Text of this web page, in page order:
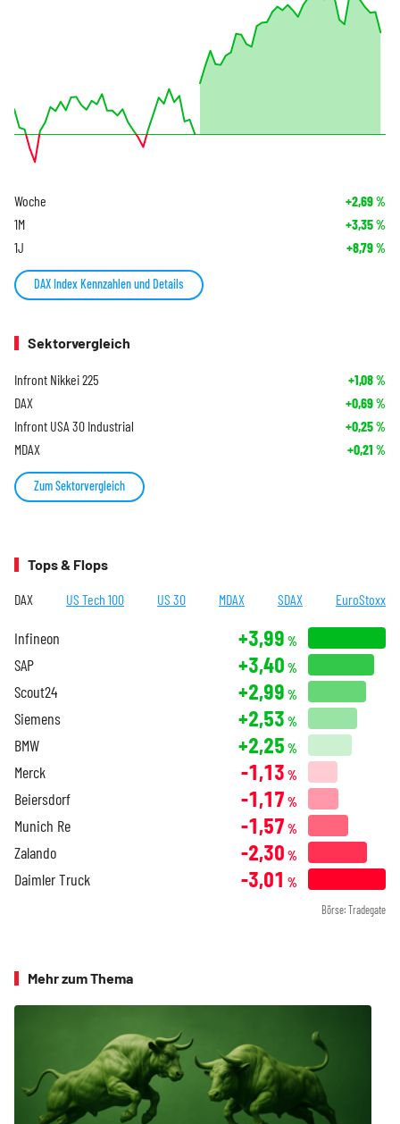
Woche +2,69%
1M +3,35%
1J +8,79%
DAX Index Kennzahlen und Details
Sektorvergleich
Infront Nikkei 225 +1,08%
DAX +0,69%
Infront USA 30 Industrial +0,25%
MDAX +0,21 %
Zum Sektorvergleich
Tops & Flops
DAX US Tech 100 US 30 MDAX SDAX EuroStoxx
Infineon +3,99 %
SAP +3,40 %
Scout24 +2,99 %
Siemens +2,53 %
BMW +2,25 %
Merck -1,13 %
Beiersdorf -1,17 %
Munich Re -1,57 %
Zalando -2,30 %
Daimler Truck -3,01 %
Börse: Tradegate
Mehr zum Thema